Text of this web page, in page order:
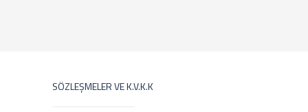
SÖZLEŞMELER VE K.V.K.K